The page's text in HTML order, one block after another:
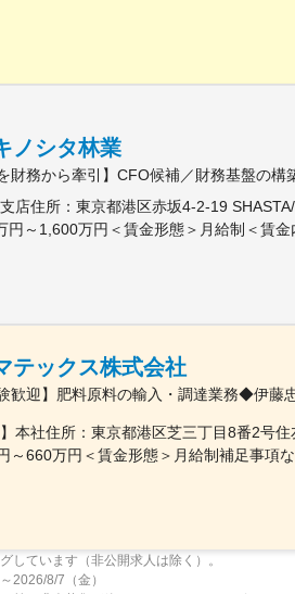
ノシタ林業
財務から牽引】CFO候補／財務基盤の
テックス株式会社
験歓迎】肥料原料の輸入・調達業務◆伊
しています（非公開求人は除く）。
2026/8/7（金）